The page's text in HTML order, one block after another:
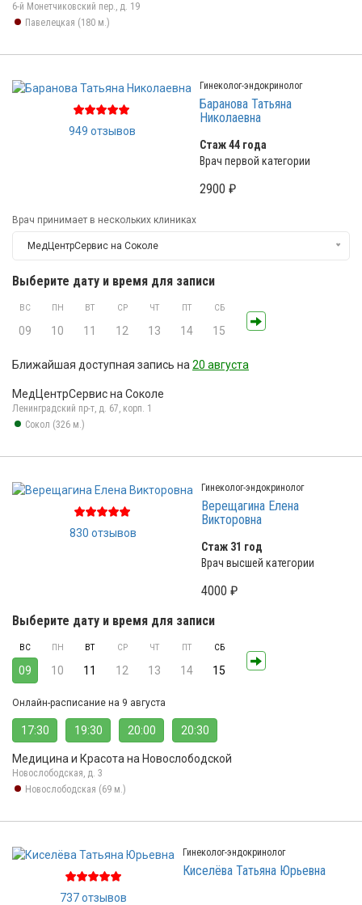
6-й Монетчиковский пер., д. 19
Павелецкая (180 м.)
949 отзывов
Гинеколог-эндокринолог
Баранова Татьяна
Николаевна
Стаж 44 года
Врач первой категории
2900 ₽
Врач принимает в нескольких клиниках
МедЦентрСервис на Соколе
Выберите дату и время для записи
ВС
09
ПН
10
ВТ
11
СР
12
ЧТ
13
ПТ
14
СБ
15
Ближайшая доступная запись на 20 августа
МедЦентрСервис на Соколе
Ленинградский пр-т, д. 67, корп. 1
Сокол (326 м.)
830 отзывов
Гинеколог-эндокринолог
Верещагина Елена
Викторовна
Стаж 31 год
Врач высшей категории
4000 ₽
Выберите дату и время для записи
ВС
09
ПН
10
ВТ
11
СР
12
ЧТ
13
ПТ
14
СБ
15
Онлайн-расписание на 9 августа
17:30 19:30 20:00 20:30
Медицина и Красота на Новослободской
Новослободская, д. 3
Новослободская (69 м.)
737 отзывов
Гинеколог-эндокринолог
Киселёва Татьяна Юрьевна